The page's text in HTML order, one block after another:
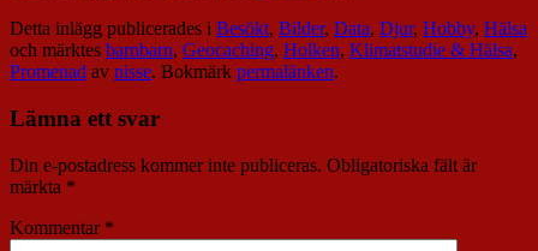
Detta inlägg publicerades i Besökt, Bilder, Data, Djur, Hobby, Hälsa
och märktes barnbarn, Geocaching, Holken, Klimatstudie & Hälsa,
Promenad av nisse. Bokmärk permalänken.
Lämna ett svar
Din e-postadress kommer inte publiceras. Obligatoriska fält är
märkta *
Kommentar *